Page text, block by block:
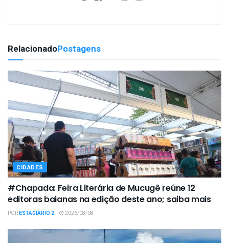
RelacionadoPostagens
CIDADES
#Chapada: Feira Literária de Mucugê reúne 12
editoras baianas na edição deste ano; saiba mais
PORESTAGIÁRIO 2 2026/08/08